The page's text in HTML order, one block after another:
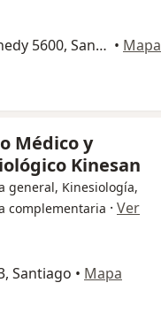
Avenida Presidente Kennedy 5600, Santiago • Mapa
Médico y
Kinesan
general, Kinesiología,
complementaria · Ver
Santiago • Mapa